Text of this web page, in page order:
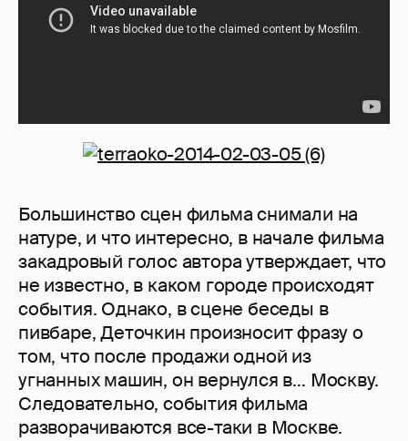
Большинство сцен фильма снимали на
натуре, и что интересно, в начале фильма
закадровый голос автора утверждает, что
не известно, в каком городе происходят
события. Однако, в сцене беседы в
пивбаре, Деточкин произносит фразу о
том, что после продажи одной из
угнанных машин, он вернулся в… Москву.
Следовательно, события фильма
разворачиваются все-таки в Москве.